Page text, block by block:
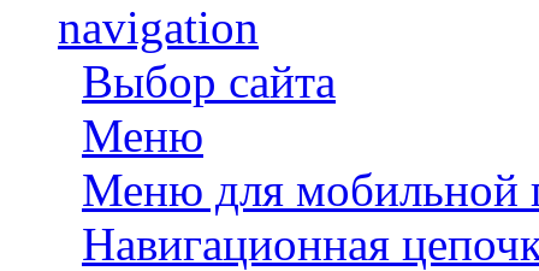
navigation
Выбор сайта
Меню
Меню для мобильной
Навигационная